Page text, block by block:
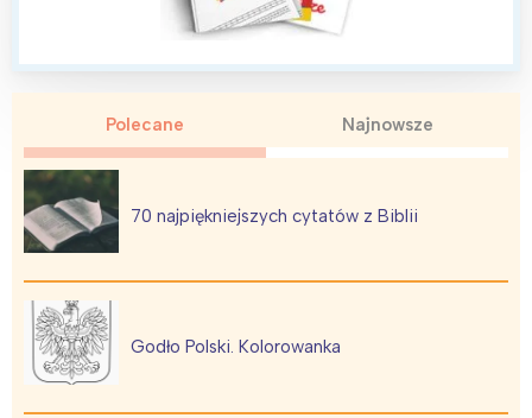
Polecane Najnowsze
70 najpiękniejszych cytatów z Biblii
Godło Polski. Kolorowanka